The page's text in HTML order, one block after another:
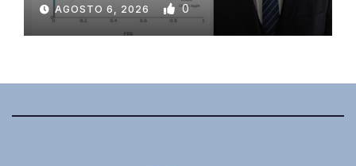
AGOSTO 6, 2026 0